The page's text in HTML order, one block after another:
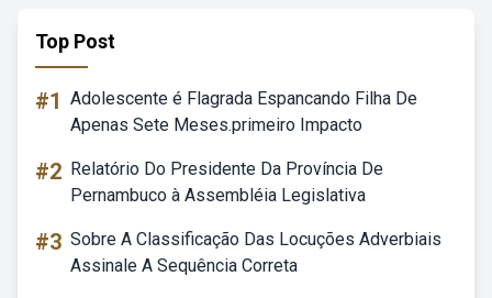
Top Post
#1 Adolescente é Flagrada Espancando Filha De
Apenas Sete Meses.primeiro Impacto
#2 Relatório Do Presidente Da Província De
Pernambuco à Assembléia Legislativa
#3 Sobre A Classificação Das Locuções Adverbiais
Assinale A Sequência Correta